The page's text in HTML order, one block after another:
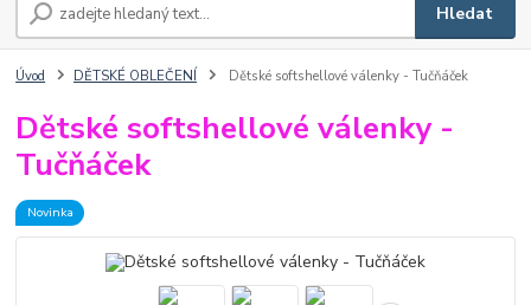
Hledat
Úvod DĚTSKÉ OBLEČENÍ Dětské softshellové válenky - Tučňáček
Dětské softshellové válenky -
Tučňáček
Novinka